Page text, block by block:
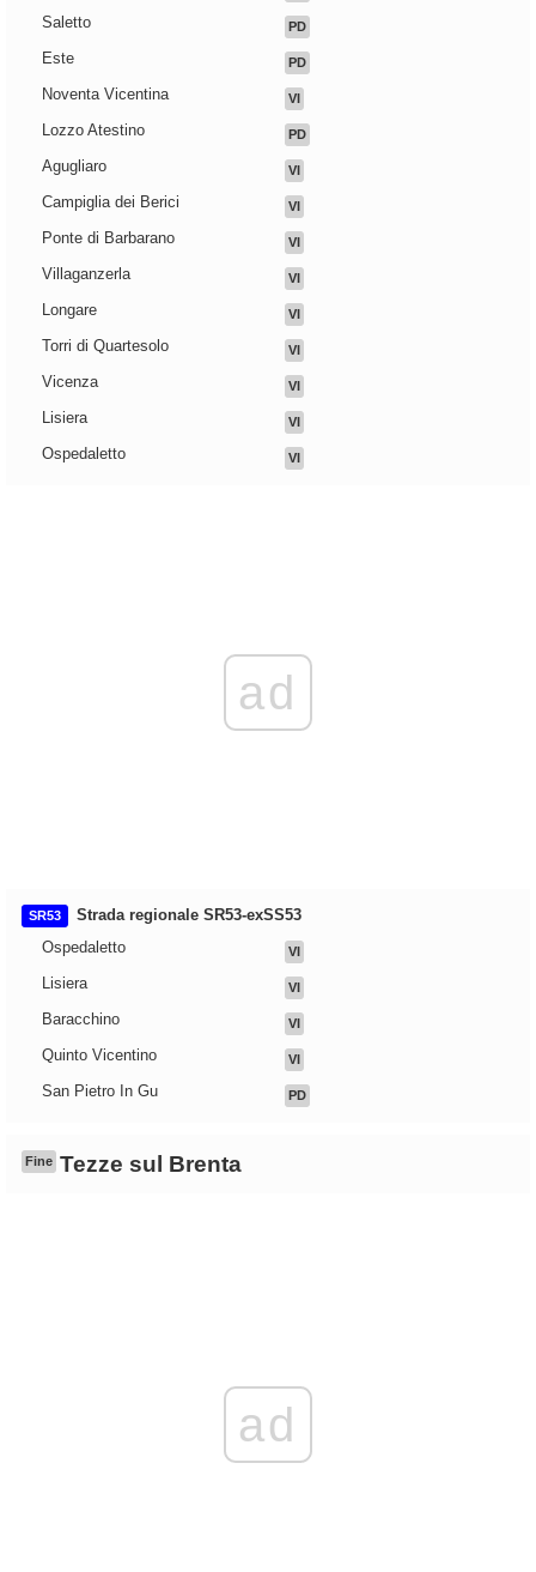
Saletto PD
Este PD
Noventa Vicentina VI
Lozzo Atestino PD
Agugliaro VI
Campiglia dei Berici VI
Ponte di Barbarano VI
Villaganzerla VI
Longare VI
Torri di Quartesolo VI
Vicenza VI
Lisiera VI
Ospedaletto VI
ad
SR53
Strada regionale SR53-exSS53
Ospedaletto
VI
Lisiera VI
Baracchino VI
Quinto Vicentino VI
San Pietro In Gu PD
Fine Tezze sul Brenta
ad